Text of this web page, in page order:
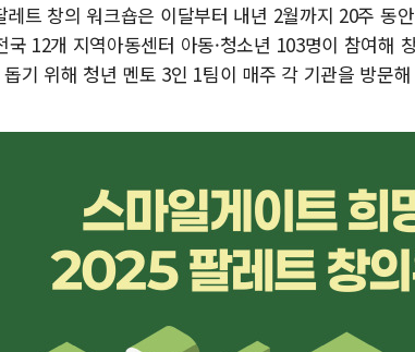
레트 창의 워크숍은 이달부터 내년 2월까지 20주 동
국 12개 지역아동센터 아동·청소년 103명이 참여해
기 위해 청년 멘토 3인 1팀이 매주 각 기관을 방문